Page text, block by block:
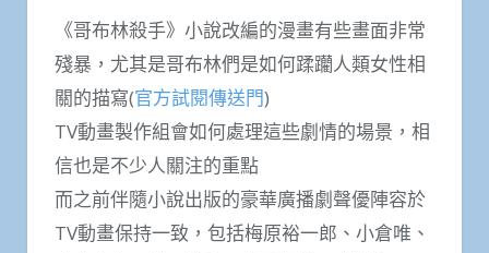
《哥布林殺手》小說改編的漫畫有些畫面非常
殘暴，尤其是哥布林們是如何蹂躪人類女性相
關的描寫(官方試閱傳送門)
TV動畫製作組會如何處理這些劇情的場景，相
信也是不少人關注的重點
而之前伴隨小說出版的豪華廣播劇聲優陣容於
TV動畫保持一致，包括梅原裕一郎、小倉唯、